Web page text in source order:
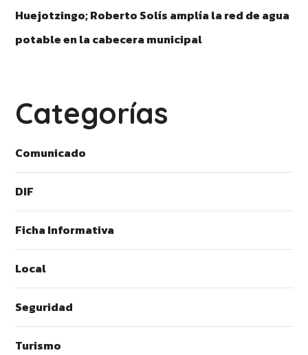
Huejotzingo; Roberto Solís amplía la red de agua
potable en la cabecera municipal
Categorías
Comunicado
DIF
Ficha Informativa
Local
Seguridad
Turismo